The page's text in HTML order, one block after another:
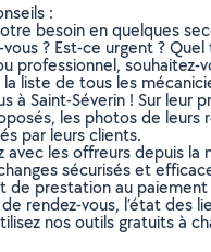
:
besoin en quelques
? Est-ce urgent ?
professionnel, souhaitez-
la liste de tous les
à Saint-Séverin ! Sur leur
les photos de leurs
par leurs clients.
avec les offreurs depuis la
sécurisés et
de prestation au paiement
rendez-vous, l’état des
nos outils gratuits à